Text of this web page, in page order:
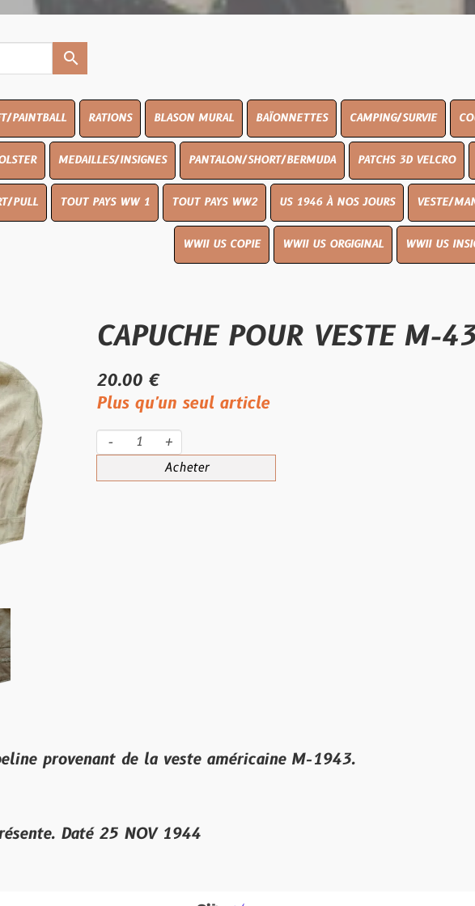
RATIONS BLASON MURAL BAÏONNETTES CAMPING/SURVIE COUTELLERIE
INSIGNES PANTALON/SHORT/BERMUDA PATCHS 3D VELCRO PEINTURE
PAYS WW 1 TOUT PAYS WW2 US 1946 À NOS JOURS VESTE/MANTEAU
WWII US COPIE WWII US ORGIGINAL WWII US INSIGNES
CAPUCHE POUR VESTE M-43
20.00 €
Plus qu'un seul article
-
de la veste américaine M-1943.
25 NOV 1944